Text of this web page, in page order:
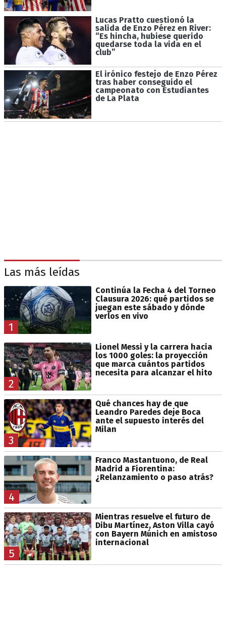
Lucas Pratto cuestionó la
salida de Enzo Pérez en River:
“Es hincha, hubiese querido
quedarse toda la vida en el
club”
El irónico festejo de Enzo Pérez
tras haber conseguido el
campeonato con Estudiantes
de La Plata
Las más leídas
1
Continúa la Fecha 4 del Torneo
Clausura 2026: qué partidos se
juegan este sábado y dónde
verlos en vivo
2
Lionel Messi y la carrera hacia
los 1000 goles: la proyección
que marca cuántos partidos
necesita para alcanzar el hito
3
Qué chances hay de que
Leandro Paredes deje Boca
ante el supuesto interés del
Milan
4
Franco Mastantuono, de Real
Madrid a Fiorentina:
¿Relanzamiento o paso atrás?
5
Mientras resuelve el futuro de
Dibu Martínez, Aston Villa cayó
con Bayern Múnich en amistoso
internacional